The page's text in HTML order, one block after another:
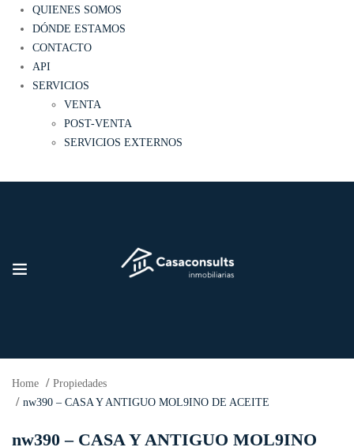
QUIENES SOMOS
DÓNDE ESTAMOS
CONTACTO
API
SERVICIOS
VENTA
POST-VENTA
SERVICIOS EXTERNOS
Home
Propiedades
nw390 – CASA Y ANTIGUO MOL9INO DE ACEITE
nw390 – CASA Y ANTIGUO MOL9INO